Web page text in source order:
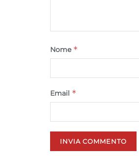
Nome *
Email *